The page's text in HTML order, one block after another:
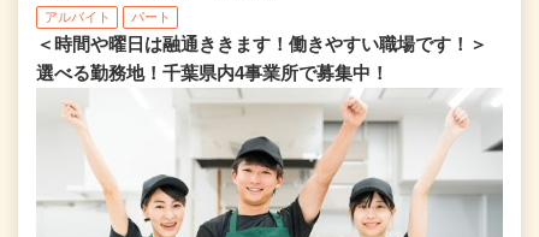
アルバイト パート
＜時間や曜日は融通ききます！働きやすい職場です！＞
選べる勤務地！千葉県内4事業所で募集中！